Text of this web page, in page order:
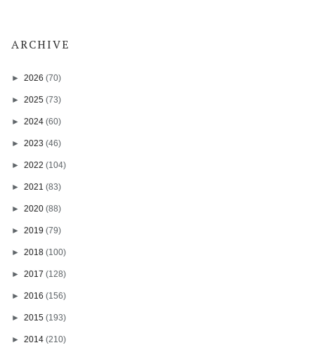
ARCHIVE
► 2026 (70)
► 2025 (73)
► 2024 (60)
► 2023 (46)
► 2022 (104)
► 2021 (83)
► 2020 (88)
► 2019 (79)
► 2018 (100)
► 2017 (128)
► 2016 (156)
► 2015 (193)
► 2014 (210)